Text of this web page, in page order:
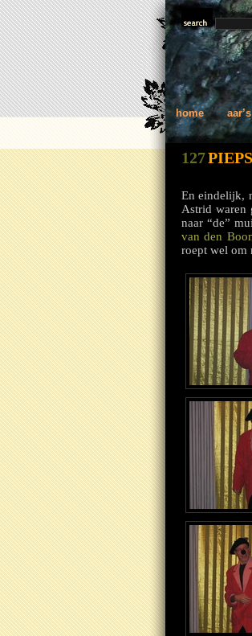
home
127
En eindelijk,
Astrid waren
naar “de”
van den
roept wel